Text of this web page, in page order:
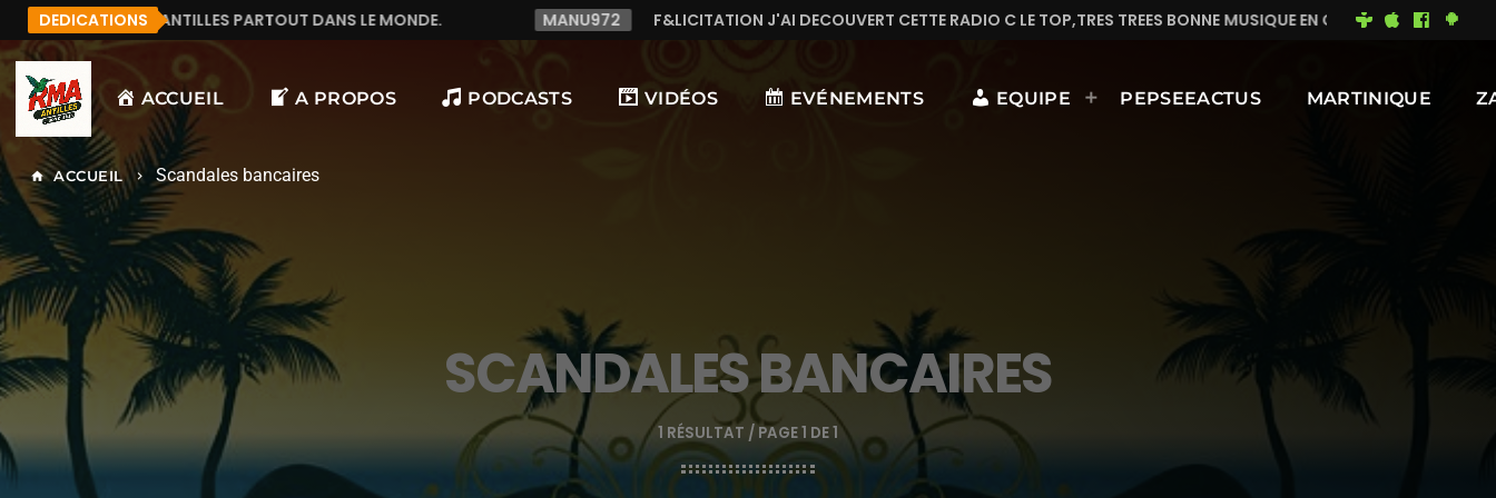
DEDICATIONS
QUI ÉCOUTE RMA ANTILLES PARTOUT DANS LE MONDE. MANU972 F&LICITATION J'AI DECOUVERT CETTE RADIO C LE TOP,TRES TREES BONNE MUSIQUE EN CONTINUE
ACCUEIL A PROPOS PODCASTS VIDÉOS EVÉNEMENTS EQUIPE PEPSEEACTUS MARTINIQUE
home ACCUEIL keyboard_arrow_right Scandales bancaires
SCANDALES BANCAIRES
1 RÉSULTAT / PAGE 1 DE 1